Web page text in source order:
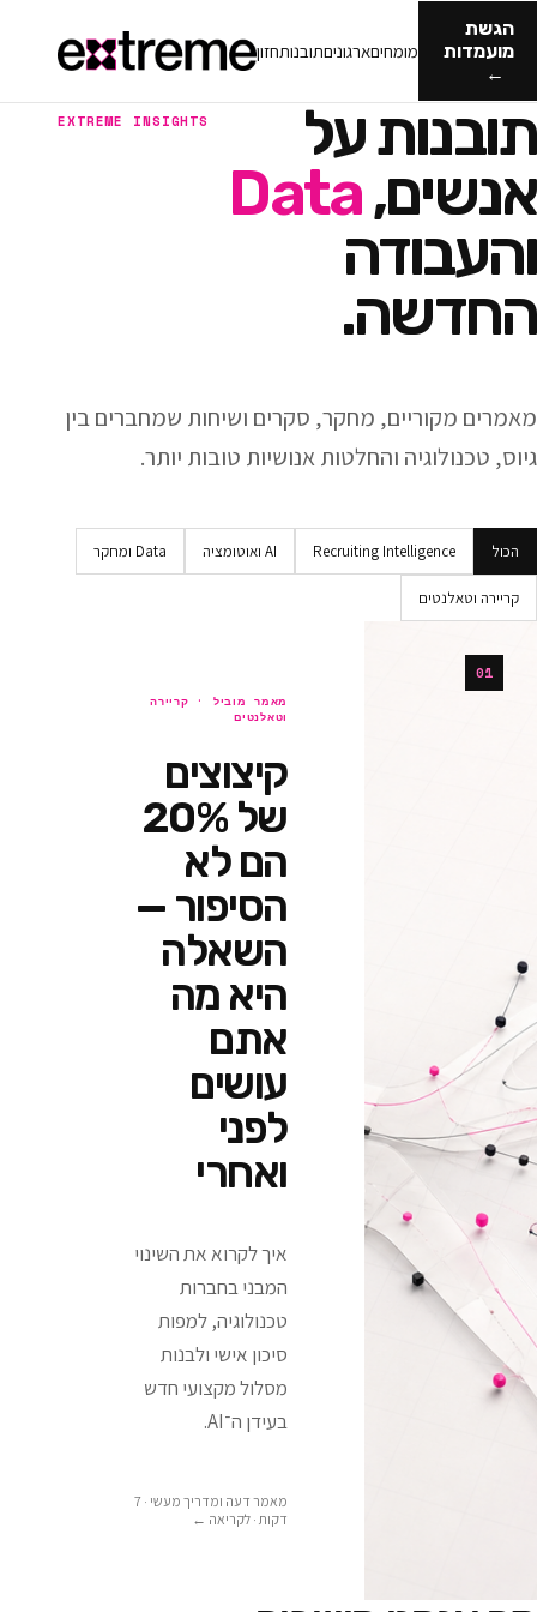
מומחיםארגונים תובנותחזון
על
Data
EXTREME INSIGHTS
מחקר, סקרים ושיחות שמחברים בין
והחלטות אנושיות טובות יותר.
Recruiting AI ואוטומציה Data ומחקר
קריירה
קיצוצים
של 20%
הם לא
הסיפור —
השאלה
היא מה
לפני
איך לקרוא את השינוי
המבני בחברות
טכנולוגיה, למפות
סיכון אישי ולבנות
מסלול מקצועי חדש
מאמר דעה ומדריך מעשי · 7